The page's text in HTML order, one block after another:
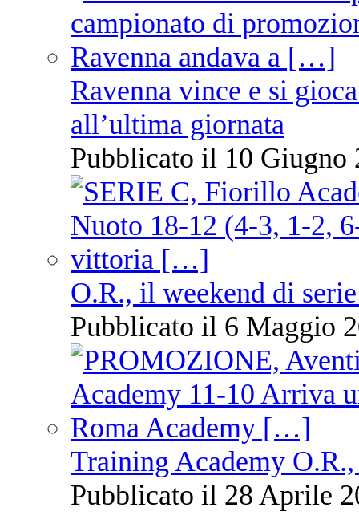
Ravenna vince e si
all’ultima giornata
Pubblicato il 10 Giugno
O.R., il weekend di
Pubblicato il 6 Maggio
Training Academy
Pubblicato il 28 Aprile